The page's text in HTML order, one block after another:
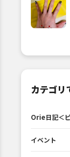
カテゴリ
Orie日記＜
イベント